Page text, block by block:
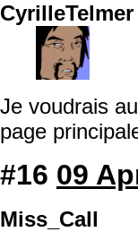
CyrilleTelmer
Je voudrais
page
#16 09
Miss_Call